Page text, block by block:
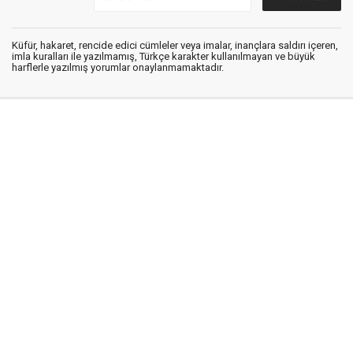
Küfür, hakaret, rencide edici cümleler veya imalar, inançlara saldırı içeren,
imla kuralları ile yazılmamış, Türkçe karakter kullanılmayan ve büyük
harflerle yazılmış yorumlar onaylanmamaktadır.